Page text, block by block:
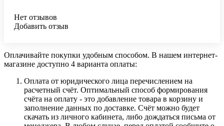
Нет отзывов
Добавить отзыв
Оплачивайте покупки удобным способом. В нашем интернет-
магазине доступно 4 варианта оплаты:
Оплата от юридического лица перечислением на
расчетный счёт. Оптимальный способ формирования
счёта на оплату - это добавление товара в корзину и
заполнение данных по доставке. Счёт можно будет
скачать из личного кабинета, либо дождаться письма от